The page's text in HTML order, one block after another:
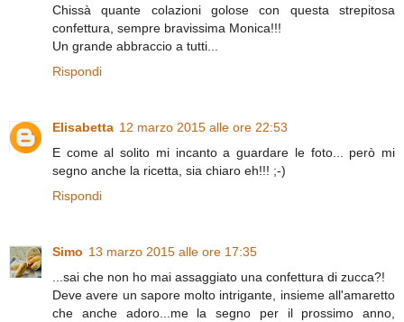
Chissà quante colazioni golose con questa strepitosa
confettura, sempre bravissima Monica!!!
Un grande abbraccio a tutti...
Rispondi
Elisabetta 12 marzo 2015 alle ore 22:53
E come al solito mi incanto a guardare le foto... però mi
segno anche la ricetta, sia chiaro eh!!! ;-)
Rispondi
Simo 13 marzo 2015 alle ore 17:35
...sai che non ho mai assaggiato una confettura di zucca?!
Deve avere un sapore molto intrigante, insieme all'amaretto
che anche adoro...me la segno per il prossimo anno,